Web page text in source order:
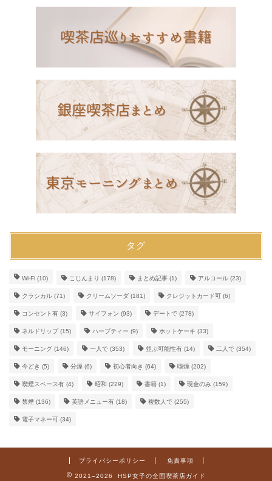
タグ
Wi-Fi (10) こじんまり (178) まとめ記事 (1) アルコール (23)
クラシカル (71) クリームソーダ (181) クレジットカード可 (6)
コンセント有 (3) サイフォン (93) デートで (278)
ネルドリップ(15) ハーブティー (9) ホットケーキ (33)
モーニング (146) 一人で (353) 並ぶ可能性有 (14) 二人で (354)
今どき (5) 分煙 (6) 初心者向き (64) 喫煙 (202)
喫煙スペース有 (4) 昭和 (229) 書籍 (1) 現金のみ (159)
禁煙 (136) 英語メニュー有 (18) 複数人で (255)
電子マネー可 (34)
プライバシーポリシー 免責事項
2021–2026 HSP女子の全国喫茶店ガイド